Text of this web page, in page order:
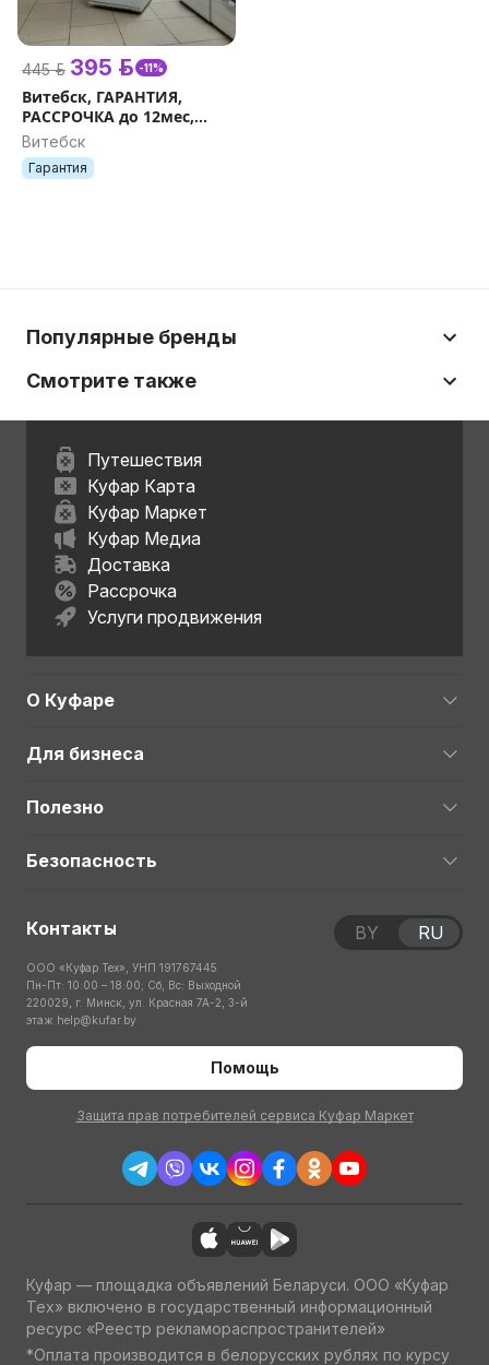
445 р. 395 р. -11%
Витебск, ГАРАНТИЯ,
РАССРОЧКА до 12мес,
АКЦИЯ
Витебск
Гарантия
Популярные бренды
Смотрите также
Путешествия
Куфар Карта
Куфар Маркет
Куфар Медиа
Доставка
Рассрочка
Услуги продвижения
О Куфаре
Для бизнеса
Полезно
Безопасность
Контакты
ООО «Куфар Тех», УНП 191767445
Пн-Пт: 10:00 – 18:00; Сб, Вс: Выходной
220029, г. Минск, ул. Красная 7А-2, 3-й
этаж help@kufar.by
Помощь
Защита прав потребителей сервиса Куфар Маркет
BY RU
Куфар — площадка объявлений Беларуси. ООО «Куфар
Тех» включено в государственный информационный
ресурс «Реестр рекламораспространителей»
*Оплата производится в белорусских рублях по курсу